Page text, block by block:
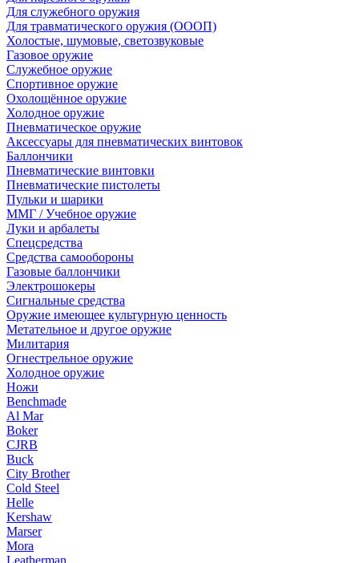
Для служебного оружия
Для травматического оружия (ОООП)
Холостые, шумовые, светозвуковые
Газовое оружие
Служебное оружие
Спортивное оружие
Охолощённое оружие
Холодное оружие
Пневматическое оружие
Аксессуары для пневматических винтовок
Баллончики
Пневматические винтовки
Пневматические пистолеты
Пульки и шарики
ММГ / Учебное оружие
Луки и арбалеты
Спецсредства
Средства самообороны
Газовые баллончики
Электрошокеры
Сигнальные средства
Оружие имеющее культурную ценность
Метательное и другое оружие
Милитария
Огнестрельное оружие
Холодное оружие
Ножи
Benchmade
Al Mar
Boker
CJRB
Buck
City Brother
Cold Steel
Helle
Kershaw
Marser
Mora
Leatherman